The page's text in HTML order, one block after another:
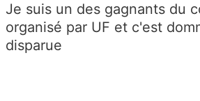
Je suis un des gagnants du
organisé par UF et c'est
disparue